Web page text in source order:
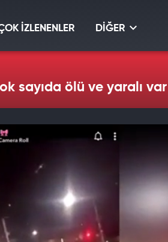
İZLENENLER DİĞER
sayıda ölü ve yaralı var